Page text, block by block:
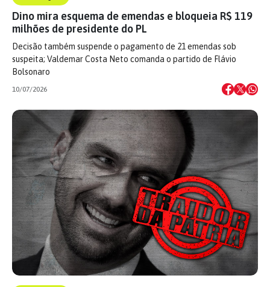
Dino mira esquema de emendas e bloqueia R$ 119
milhões de presidente do PL
Decisão também suspende o pagamento de 21 emendas sob
suspeita; Valdemar Costa Neto comanda o partido de Flávio
Bolsonaro
10/07/2026